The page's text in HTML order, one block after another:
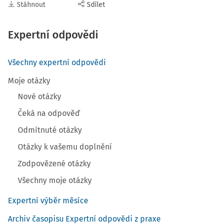
Stáhnout Sdílet
Expertní odpovědi
Všechny expertní odpovědi
Moje otázky
Nové otázky
Čeká na odpověď
Odmítnuté otázky
Otázky k vašemu doplnění
Zodpovězené otázky
Všechny moje otázky
Expertní výběr měsíce
Archiv časopisu Expertní odpovědi z praxe